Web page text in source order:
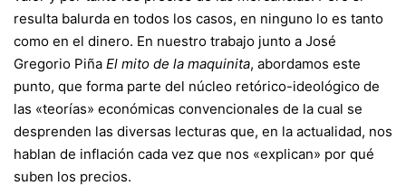
resulta balurda en todos los casos, en ninguno lo es tanto
como en el dinero. En nuestro trabajo junto a José
Gregorio Piña El mito de la maquinita, abordamos este
punto, que forma parte del núcleo retórico-ideológico de
las «teorías» económicas convencionales de la cual se
desprenden las diversas lecturas que, en la actualidad, nos
hablan de inflación cada vez que nos «explican» por qué
suben los precios.